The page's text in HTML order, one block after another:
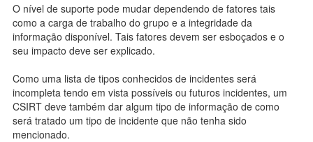
O nível de suporte pode mudar dependendo de fatores tais
como a carga de trabalho do grupo e a integridade da
informação disponível. Tais fatores devem ser esboçados e o
seu impacto deve ser explicado.
Como uma lista de tipos conhecidos de incidentes será
incompleta tendo em vista possíveis ou futuros incidentes, um
CSIRT deve também dar algum tipo de informação de como
será tratado um tipo de incidente que não tenha sido
mencionado.